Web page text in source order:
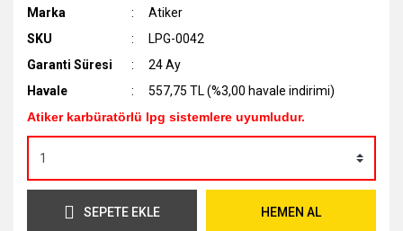
Marka
Atiker
SKU
LPG-0042
Garanti Süresi
24 Ay
Havale
557,75 TL (%3,00 havale indirimi)
Atiker karbüratörlü lpg sistemlere uyumludur.
SEPETE EKLE HEMEN AL